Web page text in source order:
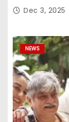
Dec 3, 2025
NEWS